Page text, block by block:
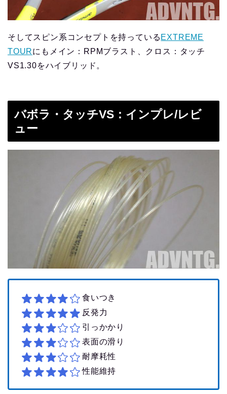
そしてスピン系コンセプトを持っている EXTREME
TOURにもメイン：RPMブラスト、クロス：タッチ
VS1.30をハイブリッド。
バボラ・タッチVS：インプレ/レビ
ュー
食いつき
反発力
引っかかり
表面の滑り
耐摩耗性
性能維持